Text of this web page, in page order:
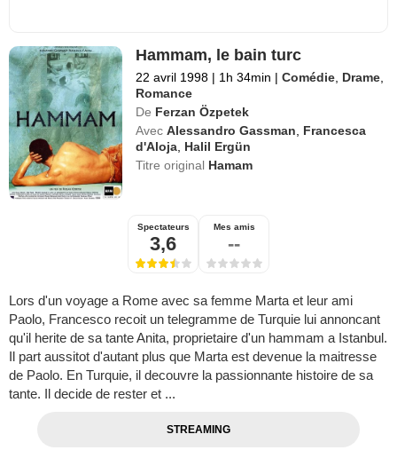
Hammam, le bain turc
22 avril 1998 | 1h 34min | Comédie, Drame,
Romance
De Ferzan Özpetek
Avec Alessandro Gassman, Francesca
d'Aloja, Halil Ergün
Titre original Hamam
Spectateurs
3,6
Mes amis
--
Lors d'un voyage a Rome avec sa femme Marta et leur ami
Paolo, Francesco recoit un telegramme de Turquie lui annoncant
qu'il herite de sa tante Anita, proprietaire d'un hammam a Istanbul.
Il part aussitot d'autant plus que Marta est devenue la maitresse
de Paolo. En Turquie, il decouvre la passionnante histoire de sa
tante. Il decide de rester et ...
STREAMING